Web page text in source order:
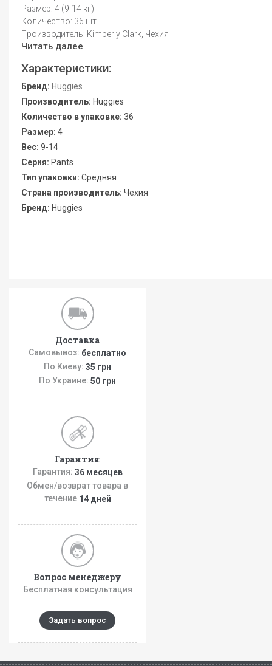
Размер: 4 (9-14 кг)
Количество: 36 шт.
Производитель: Kimberly Clark, Чехия
Читать далее
Характеристики:
Бренд: Huggies
Производитель: Huggies
Количество в упаковке: 36
Размер: 4
Вес: 9-14
Серия: Pants
Тип упаковки: Средняя
Страна производитель: Чехия
Бренд: Huggies
Доставка
Самовывоз: бесплатно
По Киеву: 35 грн
По Украине: 50 грн
Гарантия
Гарантия: 36 месяцев
Обмен/возврат товара в
течение 14 дней
Вопрос менеджеру
Бесплатная консультация
Задать вопрос